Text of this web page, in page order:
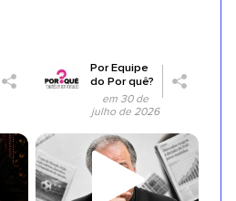
PorEquipe
do Por quê?
em 30 de
julho de 2026